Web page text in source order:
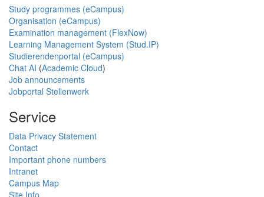
Study programmes (eCampus)
Organisation (eCampus)
Examination management (FlexNow)
Learning Management System (Stud.IP)
Studierendenportal (eCampus)
Chat AI (Academic Cloud)
Job announcements
Jobportal Stellenwerk
Service
Data Privacy Statement
Contact
Important phone numbers
Intranet
Campus Map
Site Info